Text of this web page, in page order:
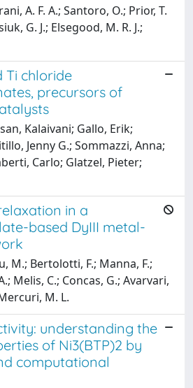
A. F. A.; Santoro, O.; Prior, T.
G. J.; Elsegood, M. R. J.;
Ti chloride
precursors of
Kalaivani; Gallo, Erik;
Jenny G.; Sommazzi, Anna;
Carlo; Glatzel, Pieter;
in a
based DyIII metal-
M.; Bertolotti, F.; Manna, F.;
Melis, C.; Concas, G.; Avarvari,
M. L.
understanding the
of Ni3(BTP)2 by
computational